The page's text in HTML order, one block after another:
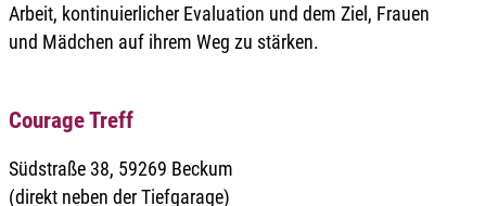
Arbeit, kontinuierlicher Evaluation und dem Ziel, Frauen
und Mädchen auf ihrem Weg zu stärken.
Courage Treff
Südstraße 38, 59269 Beckum
(direkt neben der Tiefgarage)